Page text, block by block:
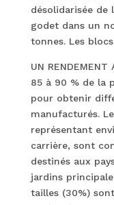
désolidarisée de
godet dans un
tonnes. Les
UN RENDEMENT
85 à 90 % de la
pour obtenir
manufacturés.
représentant
carrière, sont
destinés aux
jardins
tailles (30%)